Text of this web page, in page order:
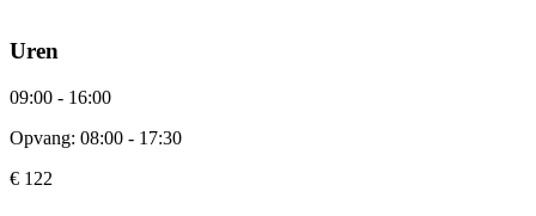
Uren
09:00 - 16:00
Opvang: 08:00 - 17:30
€ 122